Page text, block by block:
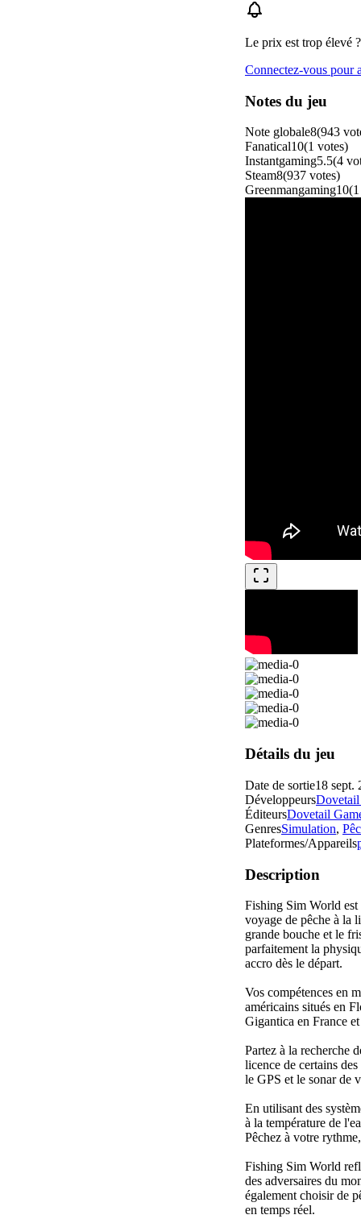
Le prix est trop élevé
Connectez-vous pour
Notes du jeu
Note globale8(943
Fanatical10(1 votes)
Instantgaming5.5(4
Steam8(937 votes)
Greenmangaming10(1
Détails du jeu
Date de sortie18 sept.
DéveloppeursDovetail
ÉditeursDovetail
GenresSimulation,
Plateformes/Appareils
Description
Fishing Sim World est
voyage de pêche à la
grande bouche et le
parfaitement la
accro dès le départ.
Vos compétences en
américains situés en
Gigantica en France
Partez à la recherche
licence de certains
le GPS et le sonar de
En utilisant des
à la température de
Pêchez à votre
Fishing Sim World
des adversaires du
également choisir de
en temps réel.